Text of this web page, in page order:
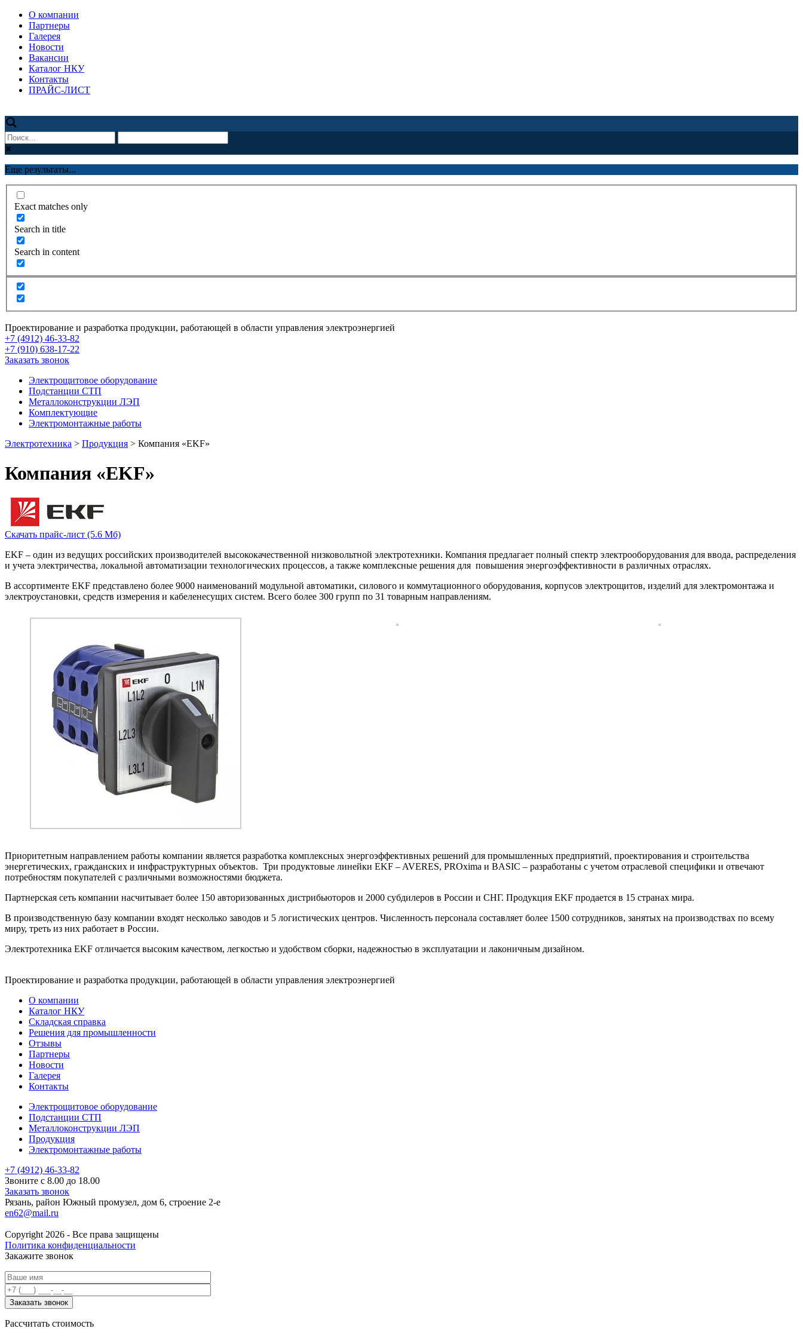
О компании
Партнеры
Галерея
Новости
Вакансии
Каталог НКУ
Контакты
ПРАЙС-ЛИСТ
Еще результаты...
Exact matches only
Search in title
Search in content
Проектирование и разработка продукции, работающей в области управления электроэнергией
+7 (4912) 46-33-82
+7 (910) 638-17-22
Заказать звонок
Электрощитовое оборудование
Подстанции СТП
Металлоконструкции ЛЭП
Комплектующие
Электромонтажные работы
Электротехника > Продукция > Компания «EKF»
Компания «EKF»
Скачать прайс-лист (5.6 Мб)
EKF – один из ведущих российских производителей высококачественной низковольтной электротехники. Компания предлагает полный спектр электрооборудования для ввода, распределения
и учета электричества, локальной автоматизации технологических процессов, а также комплексные решения для повышения энергоэффективности в различных отраслях.
В ассортименте EKF представлено более 9000 наименований модульной автоматики, силового и коммутационного оборудования, корпусов электрощитов, изделий для электромонтажа и
электроустановки, средств измерения и кабеленесущих систем. Всего более 300 групп по 31 товарным направлениям.
Приоритетным направлением работы компании является разработка комплексных энергоэффективных решений для промышленных предприятий, проектирования и строительства
энергетических, гражданских и инфраструктурных объектов. Три продуктовые линейки EKF – AVERES, PROxima и BASIC – разработаны с учетом отраслевой специфики и отвечают
потребностям покупателей с различными возможностями бюджета.
Партнерская сеть компании насчитывает более 150 авторизованных дистрибьюторов и 2000 субдилеров в России и СНГ. Продукция EKF продается в 15 странах мира.
В производственную базу компании входят несколько заводов и 5 логистических центров. Численность персонала составляет более 1500 сотрудников, занятых на производствах по всему
миру, треть из них работает в России.
Электротехника EKF отличается высоким качеством, легкостью и удобством сборки, надежностью в эксплуатации и лаконичным дизайном.
Проектирование и разработка продукции, работающей в области управления электроэнергией
О компании
Каталог НКУ
Складская справка
Решения для промышленности
Отзывы
Партнеры
Новости
Галерея
Контакты
Электрощитовое оборудование
Подстанции СТП
Металлоконструкции ЛЭП
Продукция
Электромонтажные работы
+7 (4912) 46-33-82
Звоните с 8.00 до 18.00
Заказать звонок
Рязань, район Южный промузел, дом 6, строение 2-е
en62@mail.ru
Copyright 2026 - Все права защищены
Политика конфиденциальности
Закажите звонок
Рассчитать стоимость